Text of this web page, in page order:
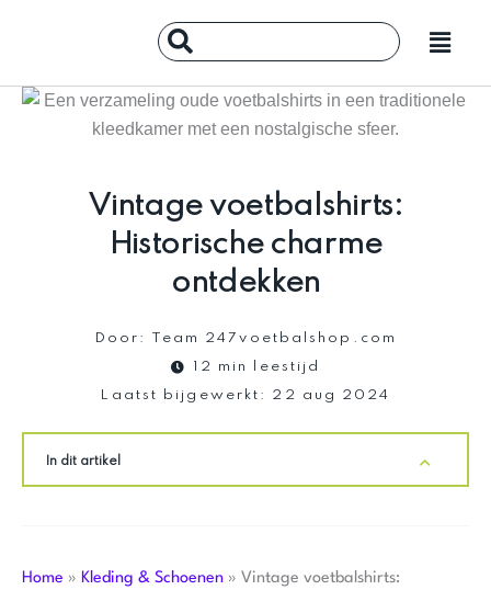
inhoud
Main
Search
...
Vintage voetbalshirts:
Historische charme
ontdekken
Door:
Team 247voetbalshop.com
12 min leestijd
Laatst bijgewerkt:
22 aug 2024
In dit artikel
Home » Kleding & Schoenen » Vintage voetbalshirts: